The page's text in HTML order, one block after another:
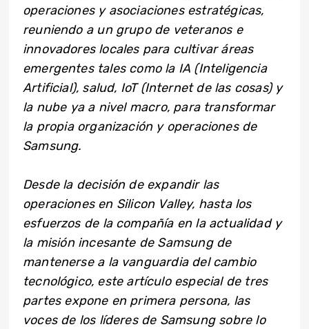
operaciones y asociaciones estratégicas,
reuniendo a un grupo de veteranos e
innovadores locales para cultivar áreas
emergentes tales como la IA (Inteligencia
Artificial), salud, IoT (Internet de las cosas) y
la nube ya a nivel macro, para transformar
la propia organización y operaciones de
Samsung.
Desde la decisión de expandir las
operaciones en Silicon Valley, hasta los
esfuerzos de la compañía en la actualidad y
la misión incesante de Samsung de
mantenerse a la vanguardia del cambio
tecnológico, este artículo especial de tres
partes expone en primera persona, las
voces de los líderes de Samsung sobre lo